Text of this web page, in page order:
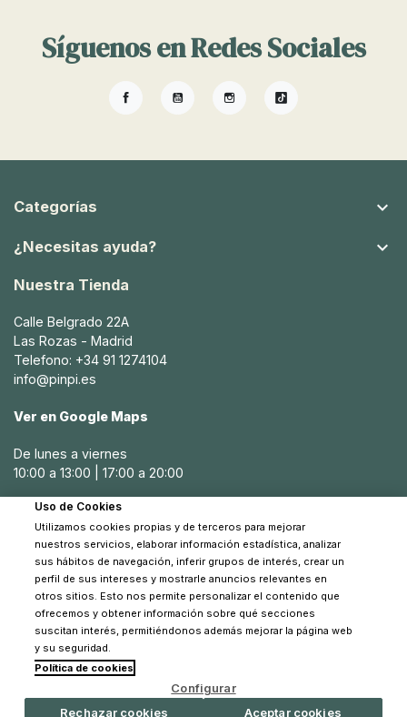
Síguenos en Redes Sociales
FacebookYouTubeInstagramTikTok
Categorías 
¿Necesitas ayuda? 
Nuestra Tienda
Calle Belgrado 22A
Las Rozas - Madrid
Telefono: +34 91 1274104
info@pinpi.es
Ver en Google Maps
De lunes a viernes
10:00 a 13:00 | 17:00 a 20:00
Sábados
10:30 a 14:00
© 2026 Pinpi - Todos los derechos reservados
Uso de Cookies
Utilizamos cookies propias y de terceros para mejorar
nuestros servicios, elaborar información estadística, analizar
sus hábitos de navegación, inferir grupos de interés, crear un
perfil de sus intereses y mostrarle anuncios relevantes en
otros sitios. Esto nos permite personalizar el contenido que
ofrecemos y obtener información sobre qué secciones
suscitan interés, permitiéndonos además mejorar la página web
y su seguridad.
Política de cookies
Configurar
Rechazar cookies
Aceptar cookies